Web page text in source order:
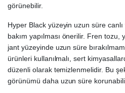
görünebilir.
Hyper Black yüzeyin uzun süre
bakım yapılması önerilir. Fren tozu,
jant yüzeyinde uzun süre
ürünleri kullanılmalı, sert
düzenli olarak temizlenmelidir. Bu
görünümü daha uzun süre